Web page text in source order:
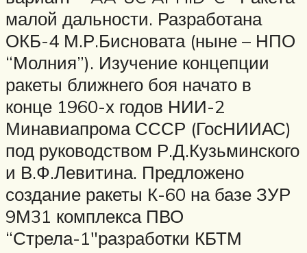
малой дальности. Разработана
ОКБ-4 М.Р.Бисновата (ныне – НПО
“Молния”). Изучение концепции
ракеты ближнего боя начато в
конце 1960-х годов НИИ-2
Минавиапрома СССР (ГосНИИАС)
под руководством Р.Д.Кузьминского
и В.Ф.Левитина. Предложено
создание ракеты К-60 на базе ЗУР
9М31 комплекса ПВО
“Стрела-1″разработки КБТМ